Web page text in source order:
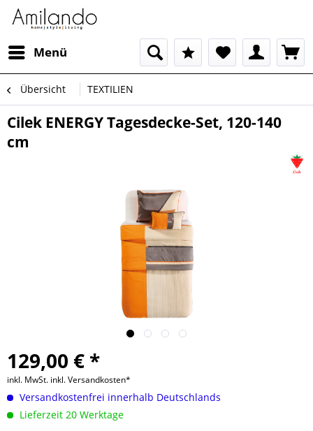
Menü
Übersicht TEXTILIEN
Cilek ENERGY Tagesdecke-Set, 120-140
cm
129,00 € *
inkl. MwSt. inkl. Versandkosten*
Versandkostenfrei innerhalb Deutschlands
Lieferzeit 20 Werktage